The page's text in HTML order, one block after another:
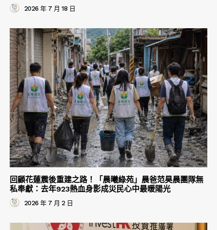
2026 年 7 月 18 日
回顧花蓮震後重建之路！「晨曦綠苑」晨爸范昊晨團隊無
私奉獻：去年923熱血身影成災民心中最暖陽光
2026 年 7 月 2 日